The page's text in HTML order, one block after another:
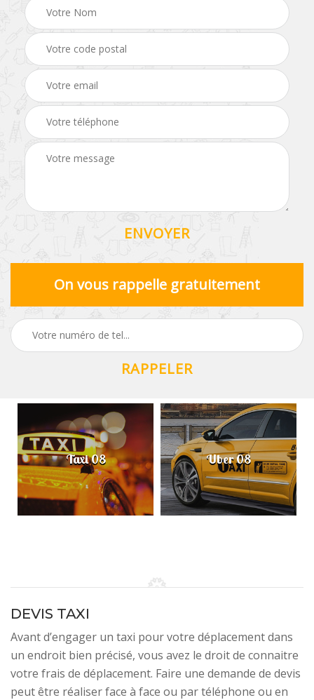
On vous rappelle gratuitement
Taxi 08 Uber 08
DEVIS TAXI
Avant d’engager un taxi pour votre déplacement dans
un endroit bien précisé, vous avez le droit de connaitre
votre frais de déplacement. Faire une demande de devis
peut être réaliser face à face ou par téléphone ou en